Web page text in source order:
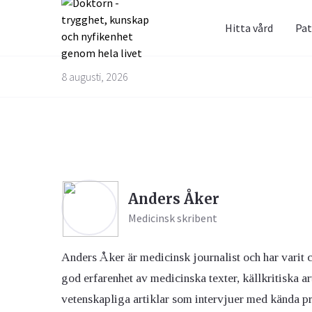
Hitta vård
Luftvägarna & Allergi
8 augusti, 2026
Anders Åker
Medicinsk skribent
Anders Åker är medicinsk journalist och har varit
god erfarenhet av medicinska texter, källkritiska
vetenskapliga artiklar som intervjuer med kända